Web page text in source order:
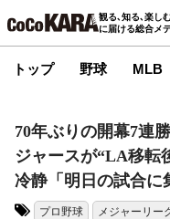
観る､知る､楽し
に届ける総合メ
トップ 野球 MLB
70年ぶりの開幕7連
ジャースが“LA移転
冷静「明日の試合に
プロ野球 メジャーリー